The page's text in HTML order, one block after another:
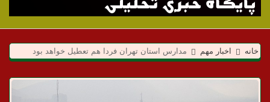
م
ی
د
خانه اخبار مهم مدارس استان تهران فردا هم تعطیل خواهد بود